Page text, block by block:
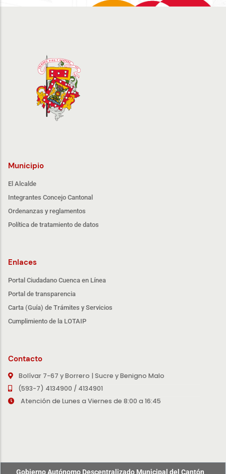
Municipio
El Alcalde
Integrantes Concejo Cantonal
Ordenanzas y reglamentos
Política de tratamiento de datos
Enlaces
Portal Ciudadano Cuenca en Línea
Portal de transparencia
Carta (Guía) de Trámites y Servicios
Cumplimiento de la LOTAIP
Contacto
Bolívar 7-67 y Borrero | Sucre y Benigno Malo
(593-7) 4134900 / 4134901
Atención de Lunes a Viernes de 8:00 a 16:45
Gobierno Autónomo Descentralizado Municipal del Cantón